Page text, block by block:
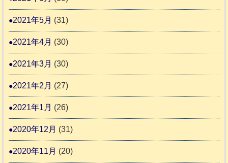
2021年5月 (31)
2021年4月 (30)
2021年3月 (30)
2021年2月 (27)
2021年1月 (26)
2020年12月 (31)
2020年11月 (20)